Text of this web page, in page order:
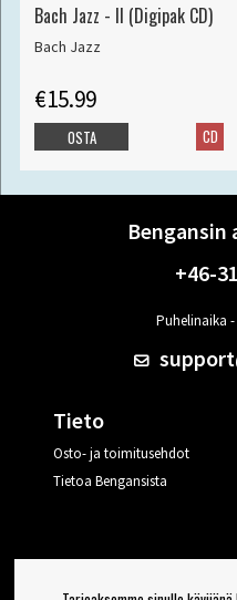
Bach Jazz - II (Digipak CD)
Bach Jazz
€15.99
CD
OSTA
Bengansin
+46-
Puhelinaika
Tieto
Osto- ja toimitusehdot
Tietoa Bengansista
Haluan